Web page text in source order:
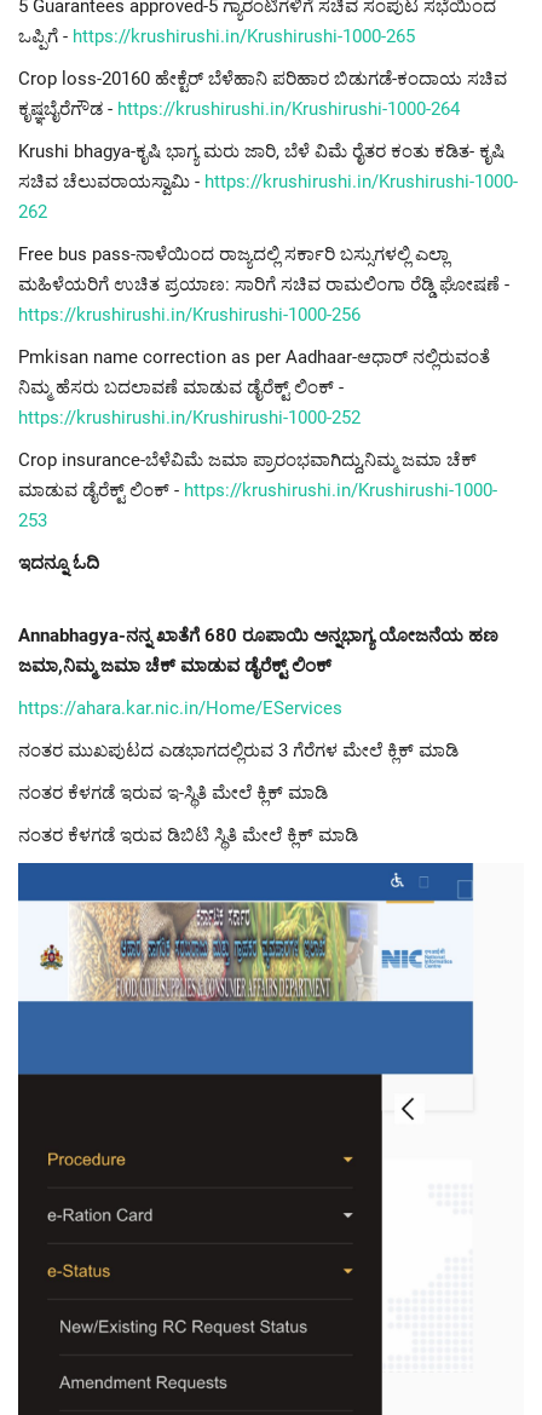
5 Guarantees approved-5 ಗ್ಯಾರಂಟಿಗಳಿಗೆ ಸಚಿವ ಸಂಪುಟ ಸಭೆಯಿಂದ
ಒಪ್ಪಿಗೆ - https://krushirushi.in/Krushirushi-1000-265
Crop loss-20160 ಹೇಕ್ಟೆರ್ ಬೆಳೆಹಾನಿ ಪರಿಹಾರ ಬಿಡುಗಡೆ-ಕಂದಾಯ ಸಚಿವ
ಕೃಷ್ಞಬೈರೆಗೌಡ - https://krushirushi.in/Krushirushi-1000-264
Krushi bhagya-ಕೃಷಿ ಭಾಗ್ಯ ಮರು ಜಾರಿ, ಬೆಳೆ ವಿಮೆ ರೈತರ ಕಂತು ಕಡಿತ- ಕೃಷಿ
ಸಚಿವ ಚೆಲುವರಾಯಸ್ವಾಮಿ - https://krushirushi.in/Krushirushi-1000-
262
Free bus pass-ನಾಳೆಯಿಂದ ರಾಜ್ಯದಲ್ಲಿ ಸರ್ಕಾರಿ ಬಸ್ಸುಗಳಲ್ಲಿ ಎಲ್ಲಾ
ಮಹಿಳೆಯರಿಗೆ ಉಚಿತ ಪ್ರಯಾಣ: ಸಾರಿಗೆ ಸಚಿವ ರಾಮಲಿಂಗಾ ರೆಡ್ಡಿ ಘೋಷಣೆ -
https://krushirushi.in/Krushirushi-1000-256
Pmkisan name correction as per Aadhaar-ಆಧಾರ್ ನಲ್ಲಿರುವಂತೆ
ನಿಮ್ಮ ಹೆಸರು ಬದಲಾವಣೆ ಮಾಡುವ ಡೈರೆಕ್ಟ್ ಲಿಂಕ್ -
https://krushirushi.in/Krushirushi-1000-252
Crop insurance-ಬೆಳೆವಿಮೆ ಜಮಾ ಪ್ರಾರಂಭವಾಗಿದ್ದು,ನಿಮ್ಮ ಜಮಾ ಚೆಕ್
ಮಾಡುವ ಡೈರೆಕ್ಟ್ ಲಿಂಕ್ - https://krushirushi.in/Krushirushi-1000-
253
ಇದನ್ನೂ ಓದಿ
Annabhagya-ನನ್ನ ಖಾತೆಗೆ 680 ರೂಪಾಯಿ ಅನ್ನಭಾಗ್ಯ ಯೋಜನೆಯ ಹಣ
ಜಮಾ,ನಿಮ್ಮ ಜಮಾ ಚೆಕ್ ಮಾಡುವ ಡೈರೆಕ್ಟ್ ಲಿಂಕ್
https://ahara.kar.nic.in/Home/EServices
ನಂತರ ಮುಖಪುಟದ ಎಡಭಾಗದಲ್ಲಿರುವ 3 ಗೆರೆಗಳ ಮೇಲೆ ಕ್ಲಿಕ್ ಮಾಡಿ
ನಂತರ ಕೆಳಗಡೆ ಇರುವ ಇ-ಸ್ಥಿತಿ ಮೇಲೆ ಕ್ಲಿಕ್ ಮಾಡಿ
ನಂತರ ಕೆಳಗಡೆ ಇರುವ ಡಿಬಿಟಿ ಸ್ಥಿತಿ ಮೇಲೆ ಕ್ಲಿಕ್ ಮಾಡಿ